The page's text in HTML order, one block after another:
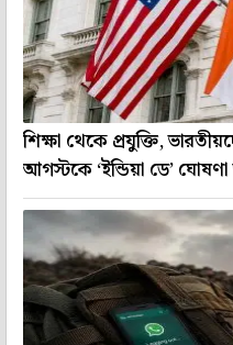
শিক্ষা থেকে প্রযুক্তি,
আগস্টকে ‘ইন্ডিয়া ডে’